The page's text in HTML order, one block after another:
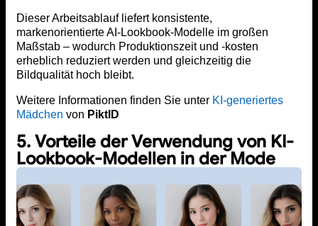
Dieser Arbeitsablauf liefert konsistente,
markenorientierte AI-Lookbook-Modelle im großen
Maßstab – wodurch Produktionszeit und -kosten
erheblich reduziert werden und gleichzeitig die
Bildqualität hoch bleibt.
Weitere Informationen finden Sie unter KI-generiertes
Mädchen von PiktID
5. Vorteile der Verwendung von KI-
Lookbook-Modellen in der Mode